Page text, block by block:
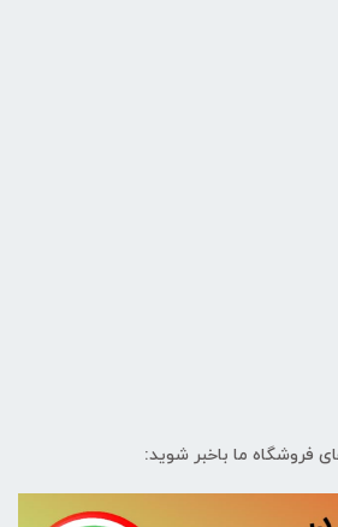
فروشگاه ما باخبر شوید: